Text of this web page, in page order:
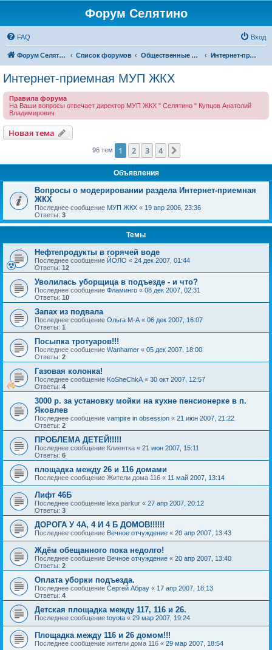
Форум Селятино
FAQ Вход
Форум Селятино Список форумов Общественные интернет-приемные Интернет-приемная МУП ЖКХ
Интернет-приемная МУП ЖКХ
Правила форума
На Ваши вопросы отвечает директор МУП ЖКХ " Селятино " Купцов Анатолий
Владимирович
Новая тема
96 тем 1 2 3 4
Объявления
Вопросы о модерировании раздела Интернет-приемная
ЖКХ
Последнее сообщение МУП ЖКХ « 19 апр 2006, 23:36
Ответы: 3
Темы
Нефтепродукты в горячей воде
Последнее сообщение ЙОЛО « 24 дек 2007, 01:44
Ответы: 12
Уволилась уборщица в подъезде - и что?
Последнее сообщение Фламинго « 08 дек 2007, 02:31
Ответы: 10
Запах из подвала
Последнее сообщение Ольга М-А « 06 дек 2007, 16:07
Ответы: 1
Посыпка тротуаров!!!
Последнее сообщение Wanhamer « 05 дек 2007, 18:00
Ответы: 2
Газовая колонка!
Последнее сообщение KoSheChkA « 30 окт 2007, 12:57
Ответы: 4
3000 р. за установку мойки на кухне пенсионерке в п.
Яковлев
Последнее сообщение vampire in obsession « 21 июн 2007, 21:22
Ответы: 2
ПРОБЛЕМА ДЕТЕЙ!!!!!
Последнее сообщение Клиентка « 21 июн 2007, 15:11
Ответы: 6
площадка между 26 и 116 домами
Последнее сообщение Жители дома 116 « 11 май 2007, 13:14
Лифт 46Б
Последнее сообщение lexa parkur « 27 апр 2007, 20:12
Ответы: 3
ДОРОГА У 4А, 4 И 4 Б ДОМОВ!!!!!!
Последнее сообщение Вечное отчуждение « 20 апр 2007, 13:43
Ждём обещанного пока недолго!
Последнее сообщение Вечное отчуждение « 20 апр 2007, 13:40
Ответы: 2
Оплата уборки подъезда.
Последнее сообщение Сергей Абрау « 17 апр 2007, 18:13
Ответы: 4
Детская площадка между 117, 116 и 26.
Последнее сообщение toyota « 29 мар 2007, 19:24
Площадка между 116 и 26 домом!!!
Последнее сообщение жители дома 116 « 29 мар 2007, 18:54